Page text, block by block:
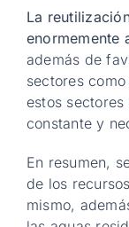
La
enormemente
además de
sectores
estos
constante y
En resumen,
de los
mismo,